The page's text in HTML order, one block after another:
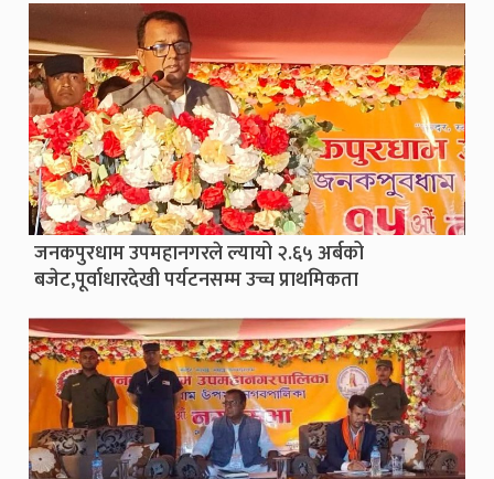
जनकपुरधाम उपमहानगरले ल्यायो २.६५ अर्बको
बजेट,पूर्वाधारदेखी पर्यटनसम्म उच्च प्राथमिकता